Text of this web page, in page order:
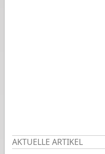
AKTUELLE ARTIKEL